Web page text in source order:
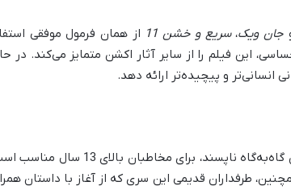
جان ویک،سریع و خشن 11
از همان فرمول موفقی
این فیلم را از سایر آثار اکشن متمایز می‌کند. در
انسانی‌تر و پیچیده‌تر ارائه دهد.
به دلیل صحنه‌های اکشن خشونت‌آمیز و
طرفداران قدیمی این سری که از آغاز با داستان